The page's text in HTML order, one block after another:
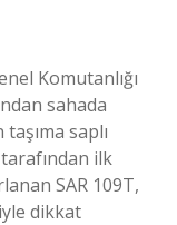
Komutanlığı
sahada
saplı
ilk
SAR 109T,
dikkat